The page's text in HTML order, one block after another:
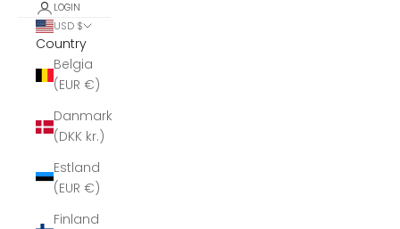
LOGIN
USD $
Country
Belgia
(EUR €)
Danmark
(DKK kr.)
Estland
(EUR €)
Finland